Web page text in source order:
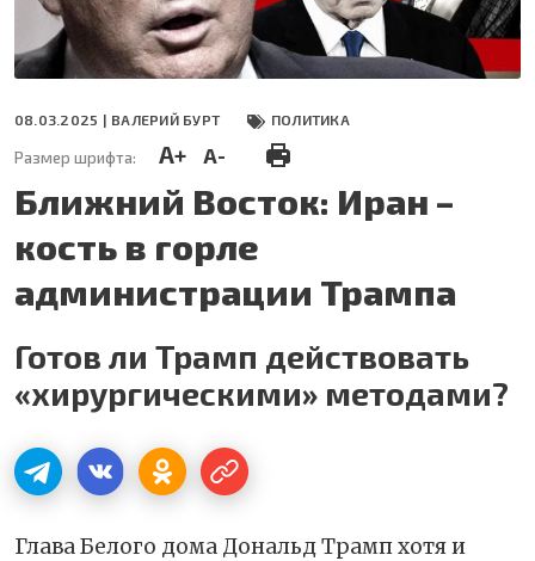
08.03.2025 | ВАЛЕРИЙ БУРТ ПОЛИТИКА
Размер шрифта: A+ A-
Ближний Восток: Иран –
кость в горле
администрации Трампа
Готов ли Трамп действовать
«хирургическими» методами?
Глава Белого дома Дональд Трамп хотя и